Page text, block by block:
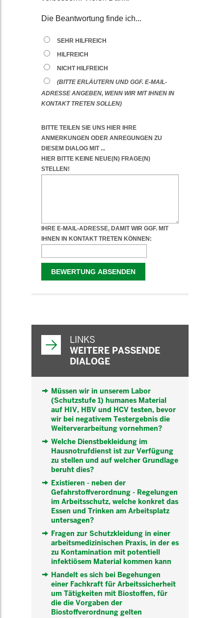
LINKS
WEITERE PASSENDE
DIALOGE
Müssen wir in unserem Labor
(Schutzstufe 1) humanes Material
auf HIV, HBV und HCV testen, bevor
wir bei negativem Testergebnis die
Weiterverarbeitung vornehmen?
Welche Dienstbekleidung im
Hausnotrufdienst ist zur Verfügung
zu stellen und auf welcher Grundlage
beruht dies?
Existieren - neben der
Gefahrstoffverordnung - Regelungen
im Arbeitsschutz, welche konkret das
Essen und Trinken am Arbeitsplatz
untersagen?
Fragen zur Schutzkleidung in einer
arbeitsmedizinischen Praxis, in der es
zu Kontamination mit potentiell
infektiösem Material kommen kann
Handelt es sich bei Begehungen
einer Fachkraft für Arbeitssicherheit
um Tätigkeiten mit Biostoffen, für
die die Vorgaben der
Biostoffverordnung gelten